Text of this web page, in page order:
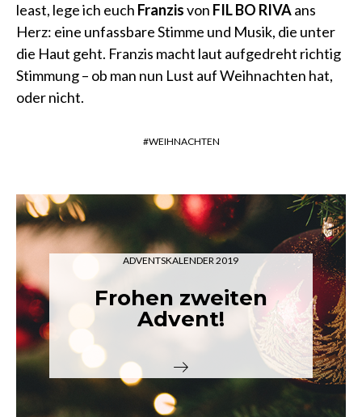
least, lege ich euch Franzisvon FIL BO RIVAans
Herz: eine unfassbare Stimme und Musik, die unter
die Haut geht. Franzis macht laut aufgedreht richtig
Stimmung – ob man nun Lust auf Weihnachten hat,
oder nicht.
WEIHNACHTEN
ADVENTSKALENDER 2019
Frohen zweiten
Advent!